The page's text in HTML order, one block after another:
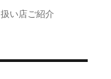
い店ご紹介